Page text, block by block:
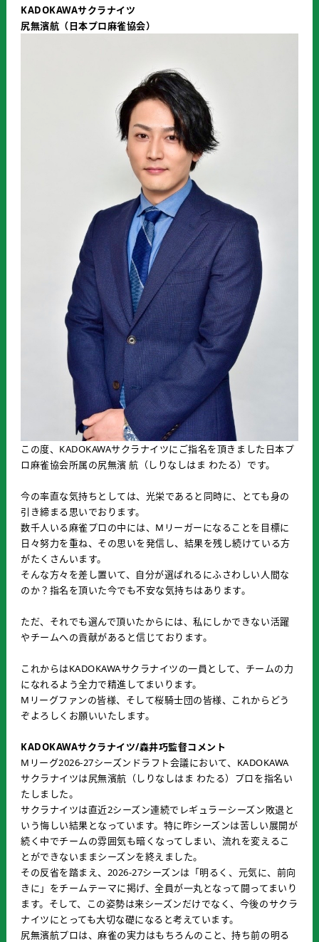
KADOKAWAサクラナイツ
尻無濱航（日本プロ麻雀協会）
この度、KADOKAWAサクラナイツにご指名を頂きました日本プ
ロ麻雀協会所属の尻無濱 航（しりなしはま わたる）です。
今の率直な気持ちとしては、光栄であると同時に、とても身の
引き締まる思いでおります。
数千人いる麻雀プロの中には、Mリーガーになることを目標に
日々努力を重ね、その思いを発信し、結果を残し続けている方
がたくさんいます。
そんな方々を差し置いて、自分が選ばれるにふさわしい人間な
のか？指名を頂いた今でも不安な気持ちはあります。
ただ、それでも選んで頂いたからには、私にしかできない活躍
やチームへの貢献があると信じております。
これからはKADOKAWAサクラナイツの一員として、チームの力
になれるよう全力で精進してまいります。
Mリーグファンの皆様、そして桜騎士団の皆様、これからどう
ぞよろしくお願いいたします。
KADOKAWAサクラナイツ/森井巧監督コメント
Mリーグ2026-27シーズンドラフト会議において、KADOKAWA
サクラナイツは尻無濱航（しりなしはま わたる）プロを指名い
たしました。
サクラナイツは直近2シーズン連続でレギュラーシーズン敗退と
いう悔しい結果となっています。特に昨シーズンは苦しい展開が
続く中でチームの雰囲気も暗くなってしまい、流れを変えるこ
とができないままシーズンを終えました。
その反省を踏まえ、2026-27シーズンは「明るく、元気に、前向
きに」をチームテーマに掲げ、全員が一丸となって闘ってまいり
ます。そして、この姿勢は来シーズンだけでなく、今後のサクラ
ナイツにとっても大切な礎になると考えています。
尻無濱航プロは、麻雀の実力はもちろんのこと、持ち前の明る